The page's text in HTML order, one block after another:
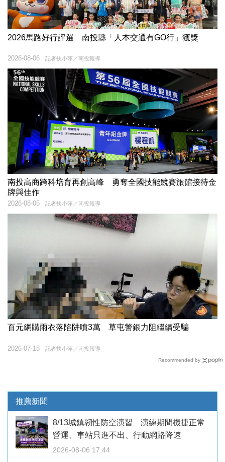
2026馬路好行評選 南投縣「人本交通有GO行」獲獎
記者扶小萍／南投報導
2026-08-06
南投高商跨科培育再創高峰 勇奪全國技能競賽旅館接待金
牌與佳作
記者扶小萍／南投報導
2026-08-05
百元網購雨衣落陷阱噴3萬 草屯警銀力阻繼續受騙
記者扶小萍／南投報導
2026-07-18
Recommended by
推薦新聞
8/13城鎮韌性防空演習 演練期間機捷正常
營運、車站只進不出、行動網路降速
2026-08-06 17:44